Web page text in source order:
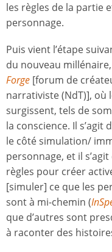
les règles de la partie
personnage.
Puis vient l’étape
du nouveau
Forge [forum de
narrativiste (NdT)], où
surgissent, tels de
la conscience. Il s’agit
le côté simulation/
personnage, et il
règles pour créer
[simuler] ce que les
sont à mi-chemin (
que d’autres sont
à raconter des